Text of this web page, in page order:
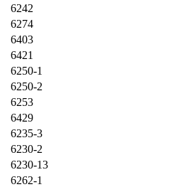
6242
6274
6403
6421
6250-1
6250-2
6253
6429
6235-3
6230-2
6230-13
6262-1